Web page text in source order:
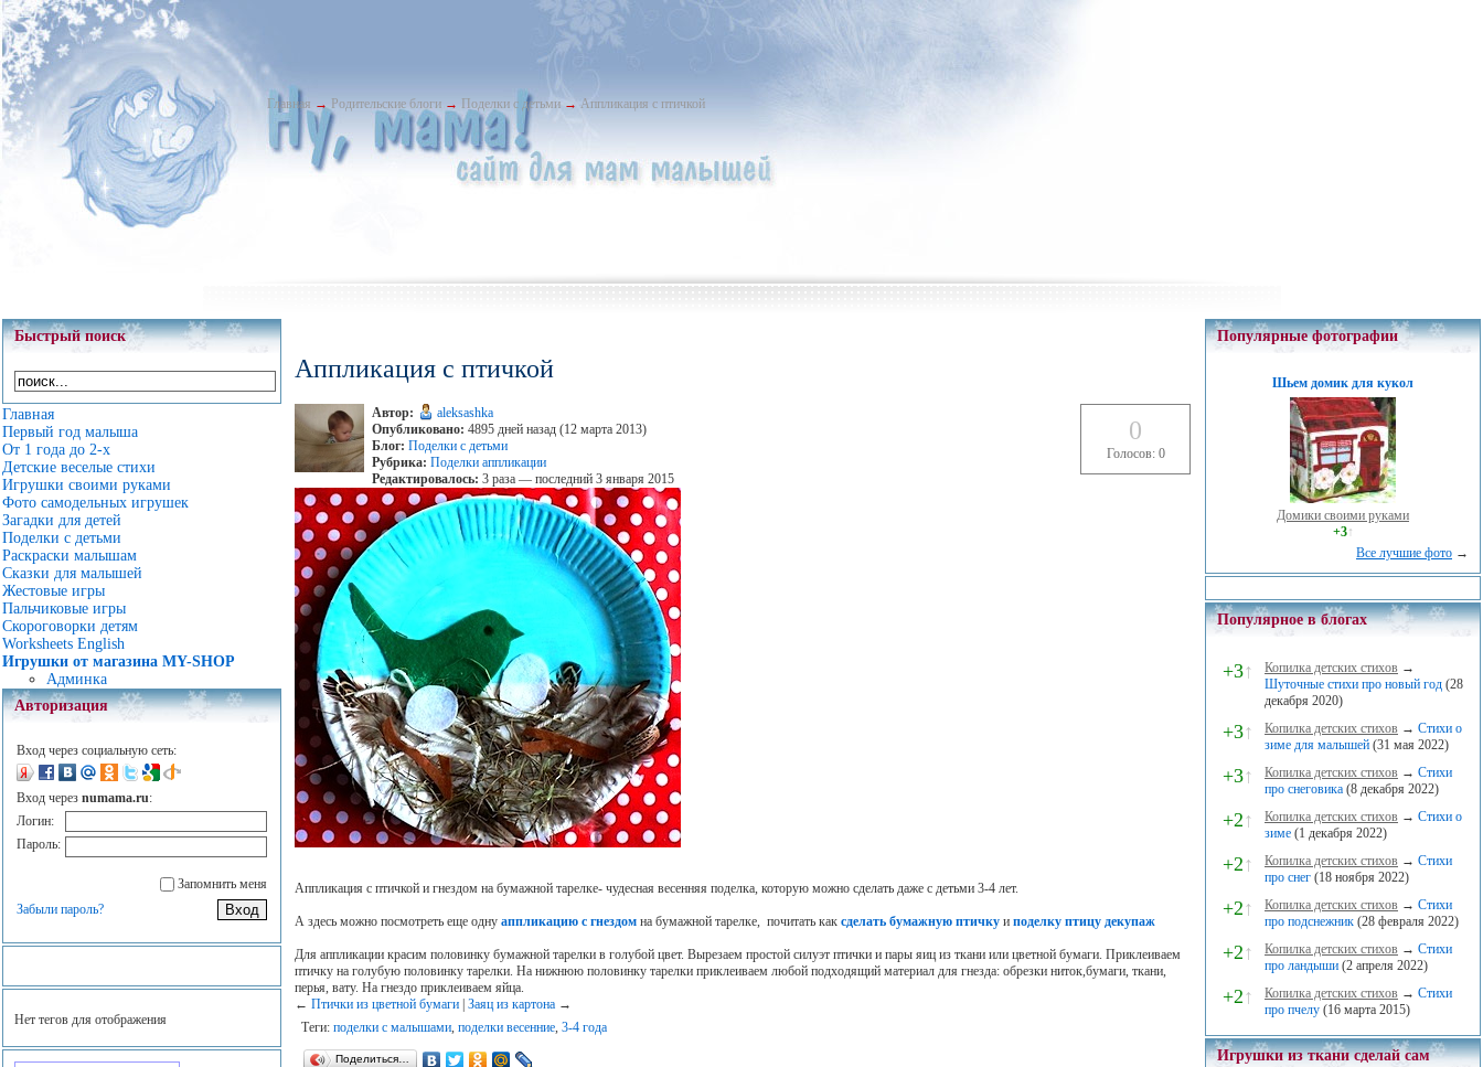
Главная → Родительские блоги → Поделки с детьми → Аппликация с птичкой
Быстрый поиск
Главная
Первый год малыша
От 1 года до 2-х
Детские веселые стихи
Игрушки своими руками
Фото самодельных игрушек
Загадки для детей
Поделки с детьми
Раскраски малышам
Сказки для малышей
Жестовые игры
Пальчиковые игры
Скороговорки детям
Worksheets English
Игрушки от магазина MY-SHOP
Админка
Авторизация
Вход через социальную сеть:
Вход через numama.ru:
Логин:
Пароль:
Запомнить меня
Забыли пароль?
Нет тегов для отображения
Аппликация с птичкой
Автор:
aleksashka
Опубликовано: 4895 дней назад (12 марта 2013)
Блог: Поделки с детьми
Рубрика: Поделки аппликации
Редактировалось: 3 раза — последний 3 января 2015
0
Голосов: 0
Аппликация с птичкой и гнездом на бумажной тарелке- чудесная весенняя поделка, которую можно сделать даже с детьми 3-4 лет.
А здесь можно посмотреть еще однуаппликацию с гнездом на бумажной тарелке, почитать каксделать бумажную птичку иподелку птицу декупаж
Для аппликации красим половинку бумажной тарелки в голубой цвет. Вырезаем простой силуэт птички и пары яиц из ткани или цветной бумаги. Приклеиваем
птичку на голубую половинку тарелки. На нижнюю половинку тарелки приклеиваем любой подходящий материал для гнезда: обрезки ниток,бумаги, ткани,
перья, вату. На гнездо приклеиваем яйца.
←Птички из цветной бумаги |Заяц из картона →
Теги:поделки с малышами,поделки весенние,3-4 года
Поделиться…
Популярные фотографии
Шьем домик для кукол
Домики своими руками
+3↑
Все лучшие фото →
Популярное в блогах
+3↑ Копилка детских стихов →
Шуточные стихи про новый год (28
декабря 2020)
+3↑ Копилка детских стихов → Стихи о
зиме для малышей (31 мая 2022)
+3↑ Копилка детских стихов → Стихи
про снеговика (8 декабря 2022)
+2↑ Копилка детских стихов → Стихи о
зиме (1 декабря 2022)
+2↑ Копилка детских стихов → Стихи
про снег (18 ноября 2022)
+2↑ Копилка детских стихов → Стихи
про подснежник (28 февраля 2022)
+2↑ Копилка детских стихов → Стихи
про ландыши (2 апреля 2022)
+2↑ Копилка детских стихов → Стихи
про пчелу (16 марта 2015)
Игрушки из ткани сделай сам